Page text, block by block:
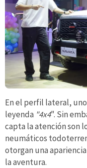
En el perfil lateral,
leyenda "4x4". Sin
capta la atención son
neumáticos
otorgan una
la aventura.